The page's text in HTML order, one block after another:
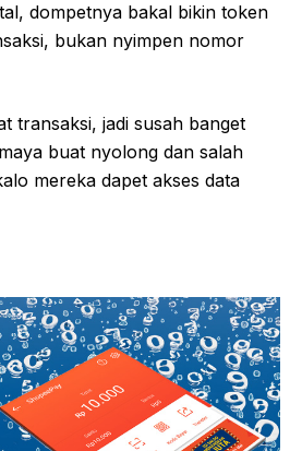
dompetnya bakal bikin token
bukan nyimpen nomor
transaksi, jadi susah banget
buat nyolong dan salah
mereka dapet akses data